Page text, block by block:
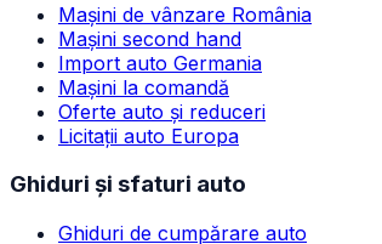
Mașini de vânzare România
Mașini second hand
Import auto Germania
Mașini la comandă
Oferte auto și reduceri
Licitații auto Europa
Ghiduri și sfaturi auto
Ghiduri de cumpărare auto